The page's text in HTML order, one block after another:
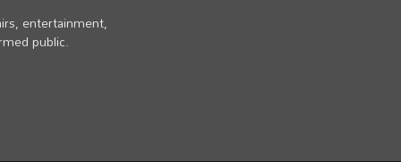
entertainment,
public.